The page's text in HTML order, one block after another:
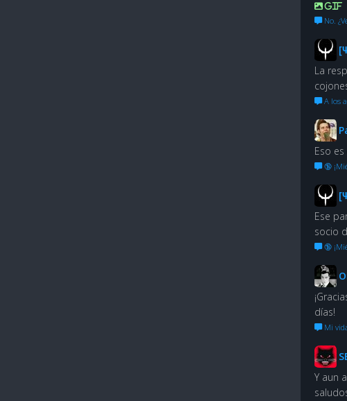
GIF
No.
La
A los
Eso
🔞
Ese
socio
🔞
días!
Mi
Y aun